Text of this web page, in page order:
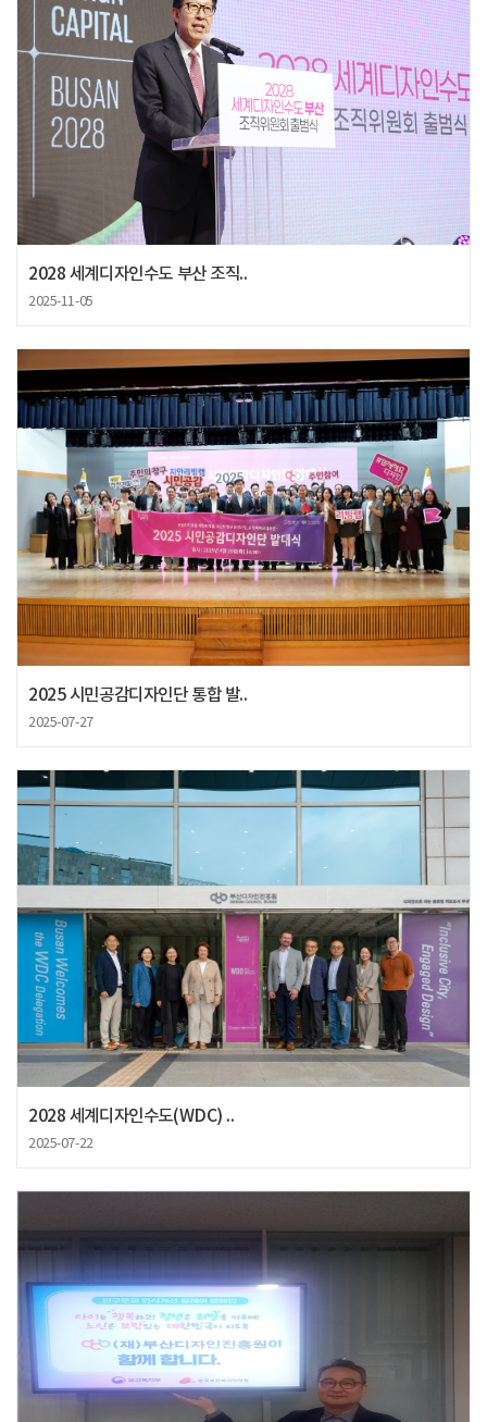
2028 세계디자인수도 부산 조직..
2025-11-05
2025 시민공감디자인단 통합 발..
2025-07-27
2028 세계디자인수도(WDC) ..
2025-07-22